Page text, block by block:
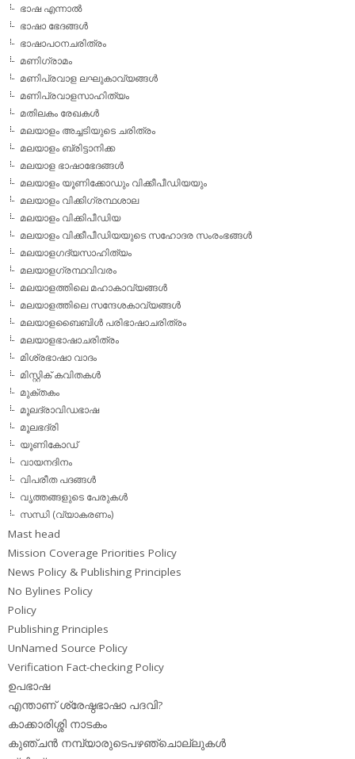
ഭാഷ എന്നാല്‍
ഭാഷാ ഭേദങ്ങള്‍
ഭാഷാപഠനചരിത്രം
മണിഗ്രാമം
മണിപ്രവാള ലഘുകാവ്യങ്ങള്‍
മണിപ്രവാളസാഹിത്യം
മതിലകം രേഖകള്‍
മലയാളം അച്ചടിയുടെ ചരിത്രം
മലയാളം ബ്രിട്ടാനിക്ക
മലയാള ഭാഷാഭേദങ്ങള്‍
മലയാളം യൂണിക്കോഡും വിക്കീപീഡിയയും
മലയാളം വിക്കിഗ്രന്ഥശാല
മലയാളം വിക്കിപീഡിയ
മലയാളം വിക്കീപീഡിയയുടെ സഹോദര സംരംഭങ്ങള്‍
മലയാളഗദ്യസാഹിത്യം
മലയാളഗ്രന്ഥവിവരം
മലയാളത്തിലെ മഹാകാവ്യങ്ങള്‍
മലയാളത്തിലെ സന്ദേശകാവ്യങ്ങള്‍
മലയാളബൈബിള്‍ പരിഭാഷാചരിത്രം
മലയാളഭാഷാചരിത്രം
മിശ്രഭാഷാ വാദം
മിസ്റ്റിക് കവിതകള്‍
മുക്തകം
മൂലദ്രാവിഡഭാഷ
മൂലഭദ്രി
യൂണികോഡ്
വായനദിനം
വിപരീത പദങ്ങള്‍
വൃത്തങ്ങളുടെ പേരുകള്‍
സന്ധി (വ്യാകരണം)
Mast head
Mission Coverage Priorities Policy
News Policy & Publishing Principles
No Bylines Policy
Policy
Publishing Principles
UnNamed Source Policy
Verification Fact-checking Policy
ഉപഭാഷ
എന്താണ് ശ്രേഷ്ഠഭാഷാ പദവി?
കാക്കാരിശ്ശി നാടകം
കുഞ്ചന്‍ നമ്പ്യാരുടെപഴഞ്ചൊല്ലുകള്‍